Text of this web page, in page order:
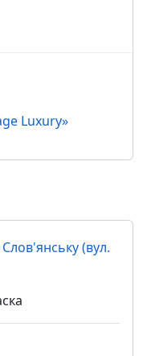
Luxury»
(вул.